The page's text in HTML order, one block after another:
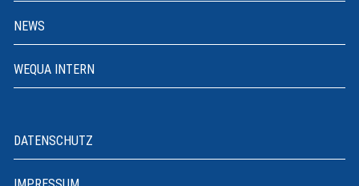
NEWS
WEQUA INTERN
DATENSCHUTZ